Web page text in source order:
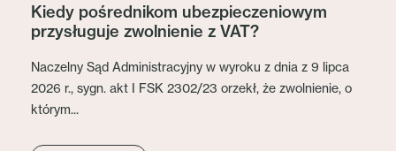
Kiedy pośrednikom ubezpieczeniowym
przysługuje zwolnienie z VAT?
Naczelny Sąd Administracyjny w wyroku z dnia z 9 lipca
2026 r., sygn. akt I FSK 2302/23 orzekł, że zwolnienie, o
którym...